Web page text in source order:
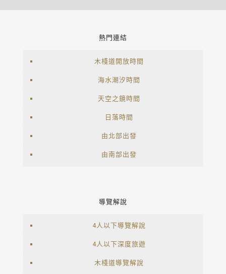
熱門連結
木棧道開放時間
海水潮汐時間
天空之鏡時間
日落時間
由北部出發
由南部出發
導覽解說
4人以下導覽解說
4人以下深度旅遊
木棧道導覽解說